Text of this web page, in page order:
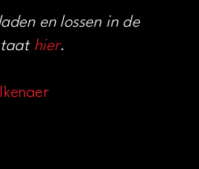
en lossen in de
hier.